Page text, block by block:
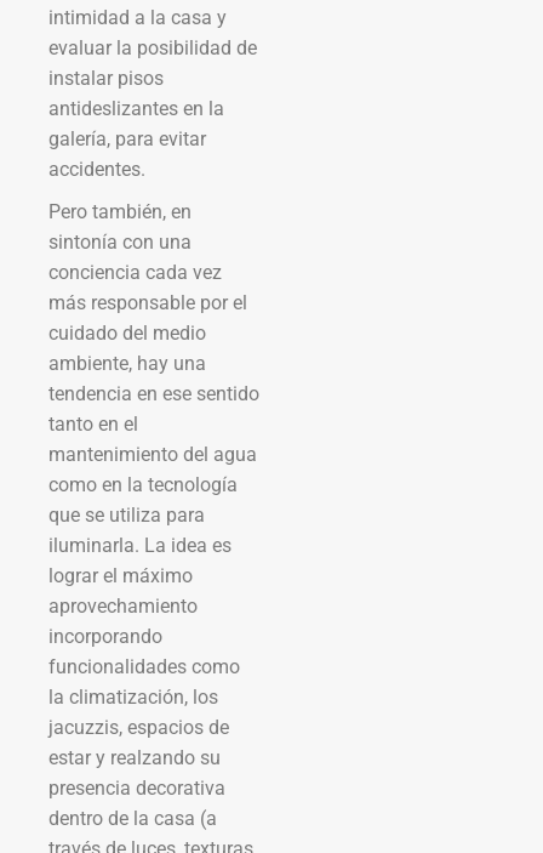
intimidad a la casa y
evaluar la posibilidad de
instalar pisos
antideslizantes en la
galería, para evitar
accidentes.
Pero también, en
sintonía con una
conciencia cada vez
más responsable por el
cuidado del medio
ambiente, hay una
tendencia en ese sentido
tanto en el
mantenimiento del agua
como en la tecnología
que se utiliza para
iluminarla. La idea es
lograr el máximo
aprovechamiento
incorporando
funcionalidades como
la climatización, los
jacuzzis, espacios de
estar y realzando su
presencia decorativa
dentro de la casa (a